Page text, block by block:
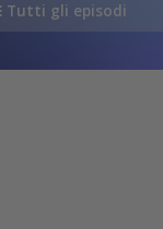
Tutti gli episodi